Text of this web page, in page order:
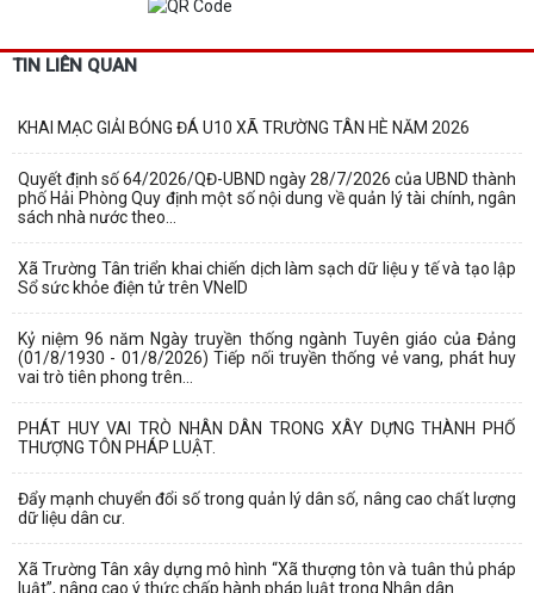
TIN LIÊN QUAN
KHAI MẠC GIẢI BÓNG ĐÁ U10 XÃ TRƯỜNG TÂN HÈ NĂM 2026
Quyết định số 64/2026/QĐ-UBND ngày 28/7/2026 của UBND thành
phố Hải Phòng Quy định một số nội dung về quản lý tài chính, ngân
sách nhà nước theo...
Xã Trường Tân triển khai chiến dịch làm sạch dữ liệu y tế và tạo lập
Sổ sức khỏe điện tử trên VNeID
Kỷ niệm 96 năm Ngày truyền thống ngành Tuyên giáo của Đảng
(01/8/1930 - 01/8/2026) Tiếp nối truyền thống vẻ vang, phát huy
vai trò tiên phong trên...
PHÁT HUY VAI TRÒ NHÂN DÂN TRONG XÂY DỰNG THÀNH PHỐ
THƯỢNG TÔN PHÁP LUẬT.
Đẩy mạnh chuyển đổi số trong quản lý dân số, nâng cao chất lượng
dữ liệu dân cư.
Xã Trường Tân xây dựng mô hình “Xã thượng tôn và tuân thủ pháp
luật”, nâng cao ý thức chấp hành pháp luật trong Nhân dân